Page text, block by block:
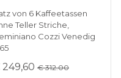
von 6 Kaffeetassen
Teller Striche,
Cozzi Venedig
€ 312.00